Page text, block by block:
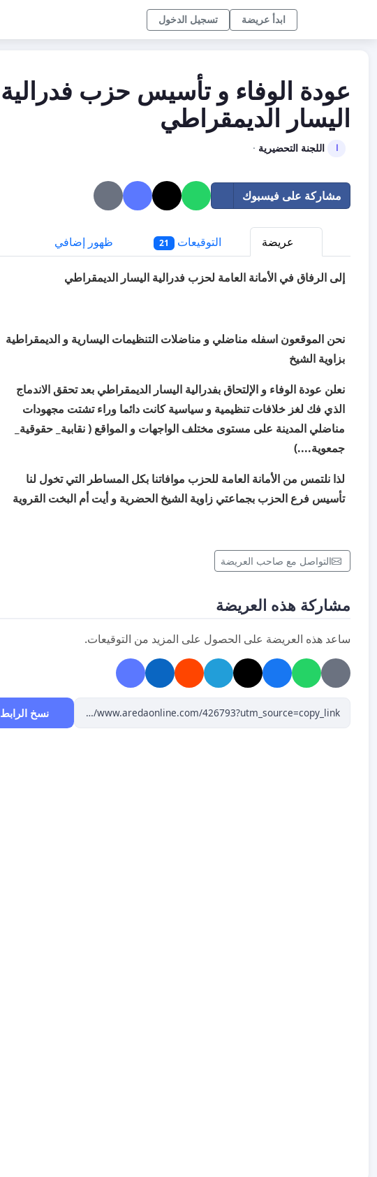
تسجيل الدخول ابدأ عريضة
عودة الوفاء و تأسيس حزب فدرالية
اليسار الديمقراطي
ا اللجنة التحضيرية ·
مشاركة على فيسبوك
عريضة التوقيعات 21 ظهور إضافي
إلى الرفاق في الأمانة العامة لحزب فدرالية اليسار الديمقراطي
نحن الموقعون اسفله مناضلي و مناضلات التنظيمات اليسارية و الديمقراطية
بزاوية الشيخ
نعلن عودة الوفاء و الإلتحاق بفدرالية اليسار الديمقراطي بعد تحقق الاندماج
الذي فك لغز خلافات تنظيمية و سياسية كانت دائما وراء تشتت مجهودات
مناضلي المدينة على مستوى مختلف الواجهات و المواقع ( نقابية_ حقوقية_
جمعوية....)
لذا نلتمس من الأمانة العامة للحزب موافاتنا بكل المساطر التي تخول لنا
تأسيس فرع الحزب بجماعتي زاوية الشيخ الحضرية و أيت أم البخت القروية
التواصل مع صاحب العريضة
مشاركة هذه العريضة
ساعد هذه العريضة على الحصول على المزيد من التوقيعات.
نسخ الرابط